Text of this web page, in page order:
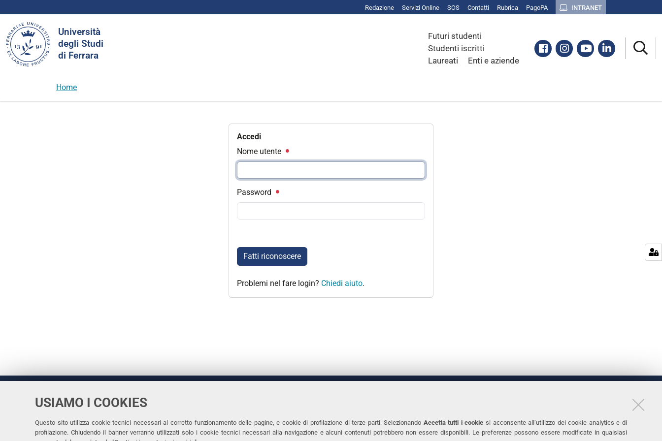
USIAMO I COOKIES
Questo sito utilizza cookie tecnici necessari al corretto funzionamento delle pagine, e cookie di profilazione di terze parti. Selezionando Accetta tutti i cookie si acconsente all’utilizzo dei cookie analytics e di
profilazione. Chiudendo il banner verranno utilizzati solo i cookie tecnici necessari alla navigazione e alcuni contenuti potrebbero non essere disponibili. Le preferenze possono essere modificate in qualsiasi
Redazione Servizi Online SOS Contatti Rubrica PagoPA INTRANET
Università
degli Studi
di Ferrara
Futuri studenti
Studenti iscritti
Laureati
Enti e aziende
Facebook
Instagram
YoutubeLinkedin
nel
sito
Home
Accedi
Nome utente
Password
Fatti riconoscere
Problemi nel fare login? Chiedi aiuto.
Università
di Ferrara
Rettrice: Prof.ssa Laura Ramaciotti
via Ludovico Ariosto, 35 - 44121 Ferrara
Tel. +39 0532 293111
Fax. +39 0532 293031
Accessibilità
Protezione dati personali